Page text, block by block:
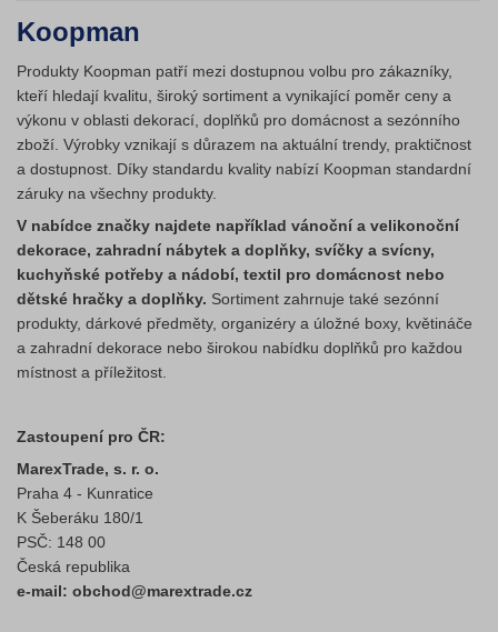
Koopman
Produkty Koopman patří mezi dostupnou volbu pro zákazníky,
kteří hledají kvalitu, široký sortiment a vynikající poměr ceny a
výkonu v oblasti dekorací, doplňků pro domácnost a sezónního
zboží. Výrobky vznikají s důrazem na aktuální trendy, praktičnost
a dostupnost. Díky standardu kvality nabízí Koopman standardní
záruky na všechny produkty.
V nabídce značky najdete například vánoční a velikonoční
dekorace, zahradní nábytek a doplňky, svíčky a svícny,
kuchyňské potřeby a nádobí, textil pro domácnost nebo
dětské hračky a doplňky. Sortiment zahrnuje také sezónní
produkty, dárkové předměty, organizéry a úložné boxy, květináče
a zahradní dekorace nebo širokou nabídku doplňků pro každou
místnost a příležitost.
Zastoupení pro ČR:
MarexTrade, s. r. o.
Praha 4 - Kunratice
K Šeberáku 180/1
PSČ: 148 00
Česká republika
e-mail: obchod@marextrade.cz